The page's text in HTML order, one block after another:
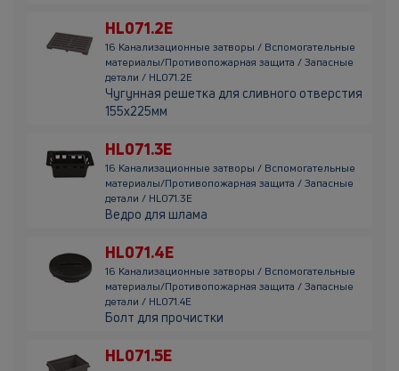
HL071.2E
16 Канализационные затворы / Вспомогательные
материалы/Противопожарная защита / Запасные
детали / HL071.2E
Чугунная решетка для сливного отверстия
155х225мм
HL071.3E
16 Канализационные затворы / Вспомогательные
материалы/Противопожарная защита / Запасные
детали / HL071.3E
Ведро для шлама
HL071.4E
16 Канализационные затворы / Вспомогательные
материалы/Противопожарная защита / Запасные
детали / HL071.4E
Болт для прочистки
HL071.5E